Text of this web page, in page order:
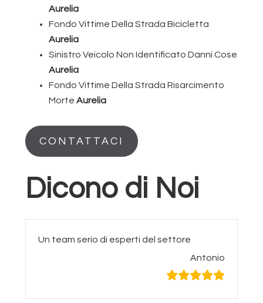
Aurelia
Fondo Vittime Della Strada Bicicletta
Aurelia
Sinistro Veicolo Non Identificato Danni Cose
Aurelia
Fondo Vittime Della Strada Risarcimento
MorteAurelia
CONTATTACI
Dicono di Noi
Un team serio di esperti del settore
Antonio